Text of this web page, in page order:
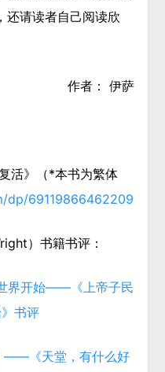
还请读者自己阅读欣
作者： 伊萨
活》（*本书为繁体
dp/69119866462209
）书籍书评：
界开始——《上帝子民
书评
——《天堂，有什么好